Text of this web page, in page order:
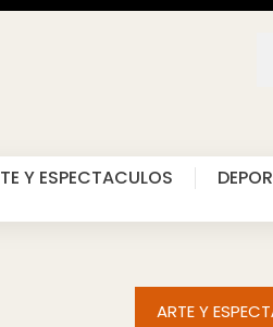
Y ESPECTACULOS
ARTE Y